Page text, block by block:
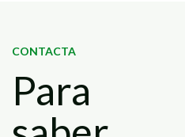
CONTACTA
Para